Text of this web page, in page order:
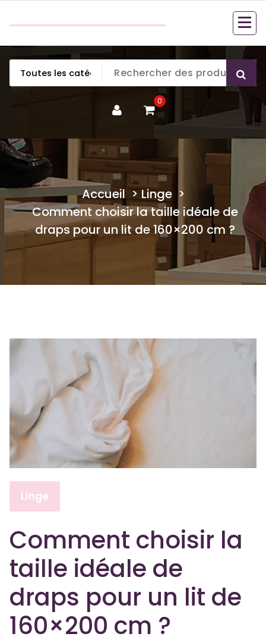
0
Accueil> Linge>
Comment choisir la taille idéale de
draps pour un lit de 160×200 cm ?
Linge
Comment choisir la
taille idéale de
draps pour un lit de
160×200 cm ?